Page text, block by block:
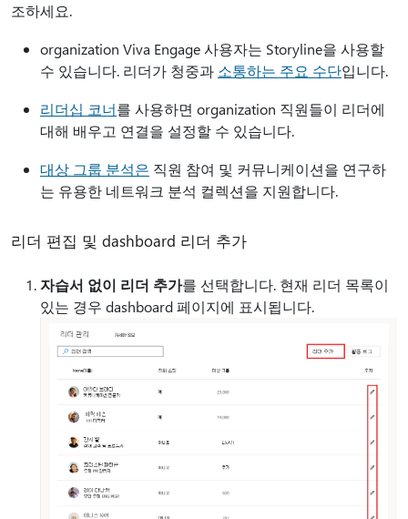
조하세요.
organization Viva Engage 사용자는 Storyline을 사용할
수 있습니다. 리더가 청중과 소통하는 주요 수단입니다.
리더십 코너를 사용하면 organization 직원들이 리더에
대해 배우고 연결을 설정할 수 있습니다.
대상 그룹 분석은 직원 참여 및 커뮤니케이션을 연구하
는 유용한 네트워크 분석 컬렉션을 지원합니다.
리더 편집 및 dashboard 리더 추가
자습서 없이 리더 추가를 선택합니다. 현재 리더 목록이
있는 경우 dashboard 페이지에 표시됩니다.